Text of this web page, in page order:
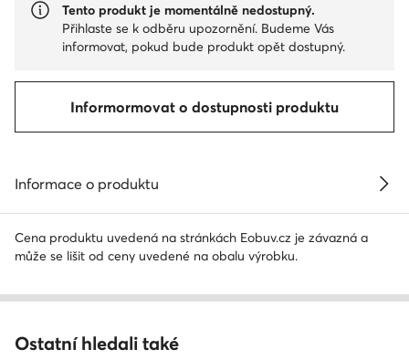
Tento produkt je momentálně nedostupný.
Přihlaste se k odběru upozornění. Budeme Vás
informovat, pokud bude produkt opět dostupný.
Informormovat o dostupnosti produktu
Informace o produktu
Cena produktu uvedená na stránkách Eobuv.cz je závazná a
může se lišit od ceny uvedené na obalu výrobku.
Ostatní hledali také